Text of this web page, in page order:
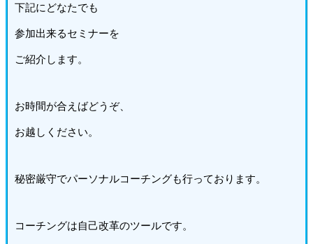
下記にどなたでも
参加出来るセミナーを
ご紹介します。
お時間が合えばどうぞ、
お越しください。
秘密厳守でパーソナルコーチングも行っております。
コーチングは自己改革のツールです。